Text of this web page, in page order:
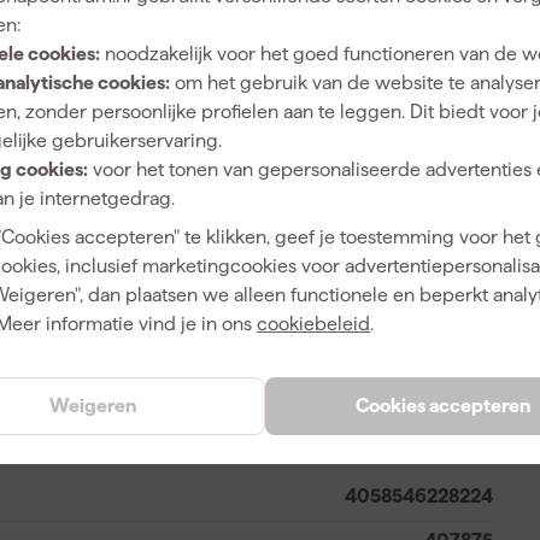
cookies: noodzakelijk voor het goed functioneren van de
cookies: om het gebruik van de website te
zonder persoonlijke profielen aan te leggen. Dit biedt voor
gebruikerservaring.
cookies: voor het tonen van gepersonaliseerde advertenties
je internetgedrag.
accepteren" te klikken, geef je toestemming voor het
inclusief marketingcookies voor
dan plaatsen we alleen functionele en beperkt
informatie vind je in ons cookiebeleid.
Cookies accepteren
Weigeren
HEX
85 dB
Ja
4058546228224